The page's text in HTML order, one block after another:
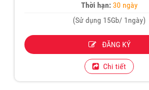
Thời hạn:30 ngày
(Sử dụng 15Gb/ 1ngày)
ĐĂNG KÝ
Chi tiết